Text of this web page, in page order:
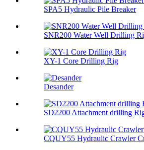
SPA5 Hydraulic Pile Breaker
SNR200 Water Well Drilling
XY-1 Core Drilling Rig
Desander
SD2200 Attachment drilling
CQUY55 Hydraulic Crawler